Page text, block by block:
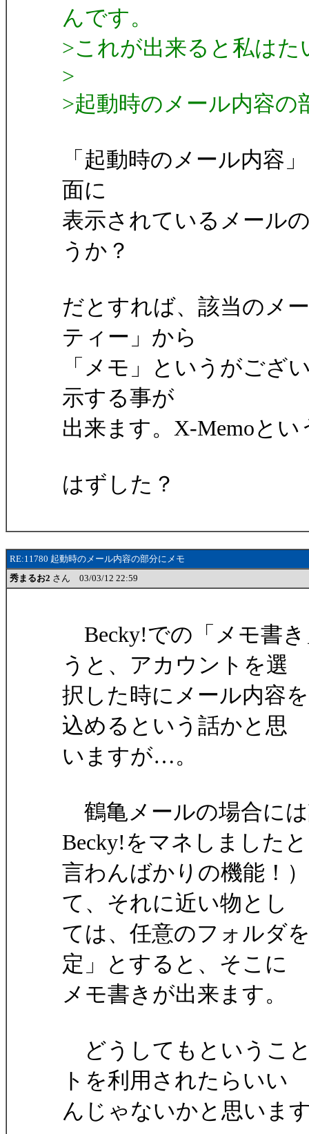
んです。
>これが出来ると私は
>
>起動時のメール内容
「起動時のメール内容
面に
表示されているメール
うか？
だとすれば、該当のメ
ティー」から
「メモ」というがござ
示する事が
出来ます。X-Memoと
はずした？
RE:11780 起動時のメール内容の部分にメモ
秀まるお2 さん 03/03/12 22:59
Becky!での「メモ書
うと、アカウントを選
択した時にメール内容
込めるという話かと思
いますが…。
鶴亀メールの場合に
Becky!をマネしましたと
言わんばかりの機能！
て、それに近い物とし
ては、任意のフォルダ
定」とすると、そこに
メモ書きが出来ます。
どうしてもというこ
トを利用されたらいい
んじゃないかと思いま